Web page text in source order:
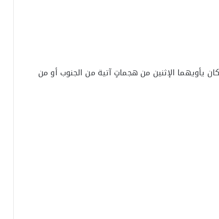
الإثنين من هجماتٍ آتية من الجنوب أو من